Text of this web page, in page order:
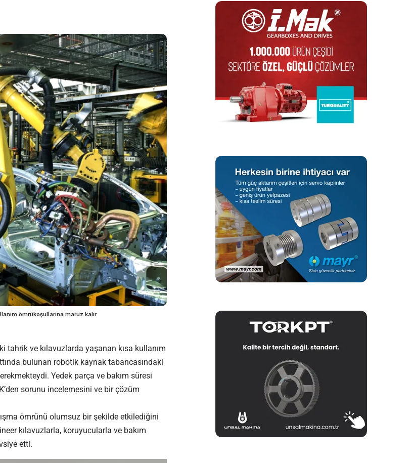
ömrükoşullarına maruz kalır
ve kılavuzlarda yaşanan kısa kullanım
bulunan robotik kaynak tabancasındaki
Yedek parça ve bakım süresi
sorunu incelemesini ve bir çözüm
ömrünü olumsuz bir şekilde etkilediğini
kılavuzlarla, koruyucularla ve bakım
etti.